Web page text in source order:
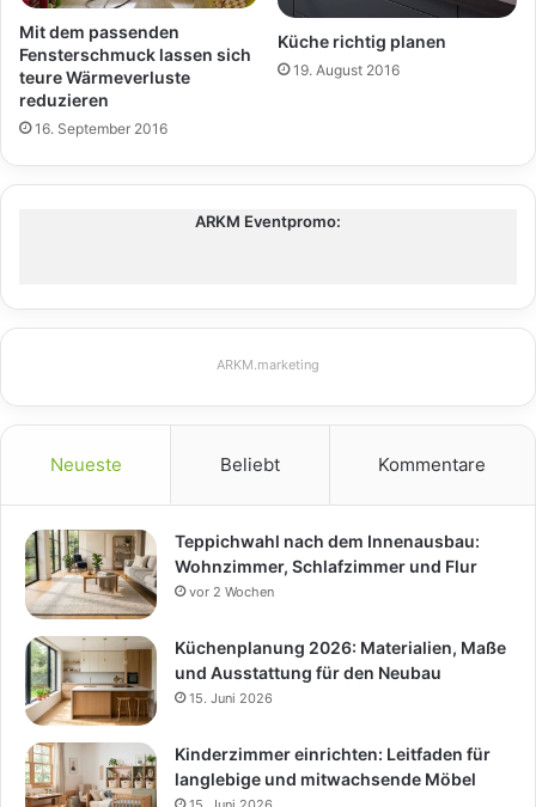
Mit dem passenden
Fensterschmuck lassen sich
teure Wärmeverluste
reduzieren
16. September 2016
Küche richtig planen
19. August 2016
ARKM Eventpromo:
ARKM.marketing
Neueste Beliebt Kommentare
Teppichwahl nach dem Innenausbau:
Wohnzimmer, Schlafzimmer und Flur
vor 2 Wochen
Küchenplanung 2026: Materialien, Maße
und Ausstattung für den Neubau
15. Juni 2026
Kinderzimmer einrichten: Leitfaden für
langlebige und mitwachsende Möbel